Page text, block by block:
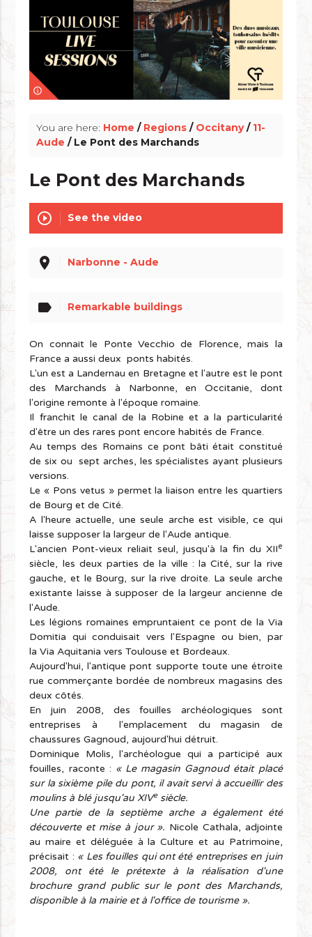
info_outline
You are here: Home / Regions / Occitany/ 11-
Aude / Le Pont des Marchands
Le Pont des Marchands
play_circle_outline See the video
place Narbonne - Aude
label Remarkable buildings
On connait le Ponte Vecchio de Florence, mais la
France a aussi deux ponts habités.
L'un est a Landernau en Bretagne et l'autre est le pont
des Marchands à Narbonne, en Occitanie, dont
l'origine remonte à l'époque romaine.
Il franchit le canal de la Robine et a la particularité
d'être un des rares pont encore habités de France.
Au temps des Romains ce pont bâti était constitué
de six ou sept arches, les spécialistes ayant plusieurs
versions.
Le « Pons vetus » permet la liaison entre les quartiers
de Bourg et de Cité.
A l'heure actuelle, une seule arche est visible, ce qui
laisse supposer la largeur de l'Aude antique.
L'ancien Pont-vieux reliait seul, jusqu'à la fin du XIIe
siècle, les deux parties de la ville : la Cité, sur la rive
gauche, et le Bourg, sur la rive droite. La seule arche
existante laisse à supposer de la largeur ancienne de
l'Aude.
Les légions romaines empruntaient ce pont de la Via
Domitia qui conduisait vers l'Espagne ou bien, par
la Via Aquitania vers Toulouse et Bordeaux.
Aujourd'hui, l'antique pont supporte toute une étroite
rue commerçante bordée de nombreux magasins des
deux côtés.
En juin 2008, des fouilles archéologiques sont
entreprises à l'emplacement du magasin de
chaussures Gagnoud, aujourd'hui détruit.
Dominique Molis, l'archéologue qui a participé aux
fouilles, raconte : « Le magasin Gagnoud était placé
sur la sixième pile du pont, il avait servi à accueillir des
moulins à blé jusqu'au XIVesiècle.
Une partie de la septième arche a également été
découverte et mise à jour ». Nicole Cathala, adjointe
au maire et déléguée à la Culture et au Patrimoine,
précisait : « Les fouilles qui ont été entreprises en juin
2008, ont été le prétexte à la réalisation d'une
brochure grand public sur le pont des Marchands,
disponible à la mairie et à l'office de tourisme ».